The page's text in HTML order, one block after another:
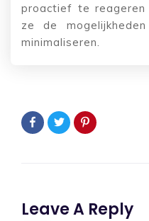
proactief te reageren
ze de
minimaliseren.
Leave A Reply